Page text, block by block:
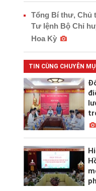
Tổng Bí thư, Chủ
Tư lệnh Bộ Chỉ
Hoa Kỳ
TIN CÙNG CHUYÊN